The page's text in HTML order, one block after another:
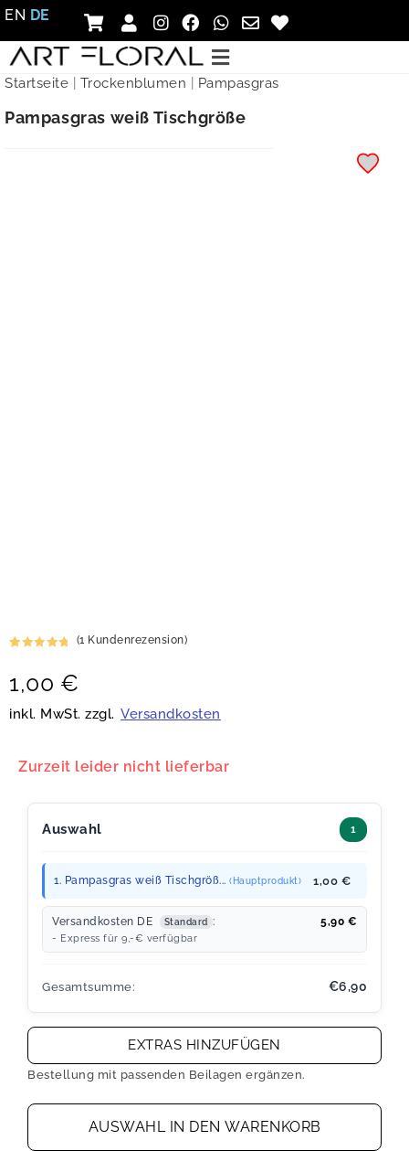
EN DE
Startseite Trockenblumen Pampasgras
Pampasgras weiß Tischgröße
von 5,
basierend
ertung
(1 Kundenrezension)
1,00 €
inkl. MwSt. zzgl. Versandkosten
Zurzeit leider nicht lieferbar
Auswahl 1
1. Pampasgras weiß Tischgröß... (Hauptprodukt) 1,00 €
Versandkosten DE Standard : 5,90 €
- Express für 9,-€ verfügbar
Gesamtsumme: €6,90
EXTRAS HINZUFÜGEN
Bestellung mit passenden Beilagen ergänzen.
AUSWAHL IN DEN WARENKORB